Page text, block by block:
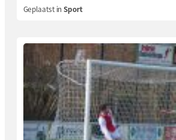
Geplaatst inSport